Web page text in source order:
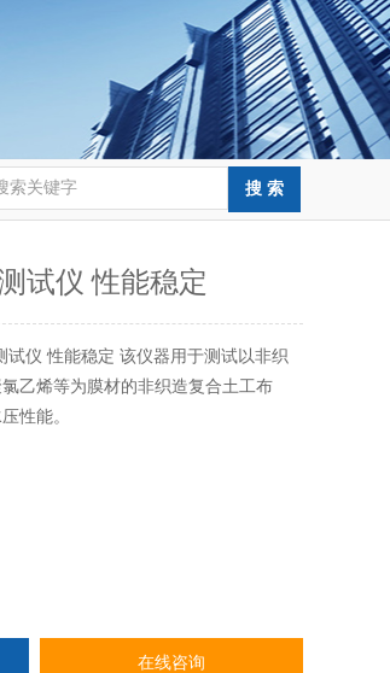
试仪 性能稳定
试仪 性能稳定 该仪器用于测试以非织
乙烯等为膜材的非织造复合土工布
性能。
在线咨询